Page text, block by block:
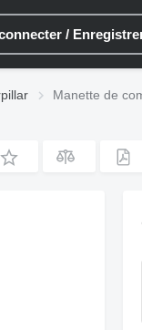
/
Manette de